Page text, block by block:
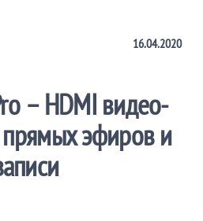
16.04.2020
– HDMI видео-
эфиров и